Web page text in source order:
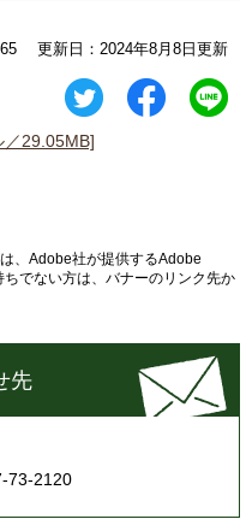
更新日：2024年8月8日更新
29.05MB]
、Adobe社が提供するAdobe
でない方は、バナーのリンク先か
先
73-2120